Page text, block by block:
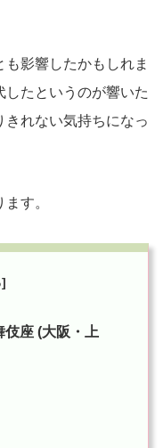
影響したかもしれま
たというのが響いた
れない気持ちになっ
す。
座 (大阪・上